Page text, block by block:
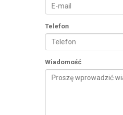
Telefon
Wiadomość